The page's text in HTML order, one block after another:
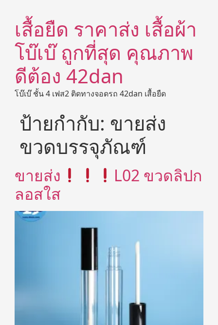
เสื้อยืด ราคาส่ง เสื้อผ้า
โบ๊เบ๊ ถูกที่สุด คุณภาพ
ดีต้อง 42dan
โบ๊เบ๊ ชั้น 4 เฟส2 ติดทางจอดรถ 42dan เสื้อยืด
ป้ายกำกับ: ขายส่ง
ขวดบรรจุภัณฑ์
ขายส่ง
L02 ขวดลิปก
ลอสใส